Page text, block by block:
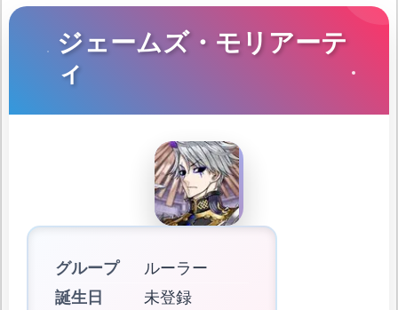
ジェームズ・モリアーテ
ィ
グループ
ルーラー
誕生日
未登録